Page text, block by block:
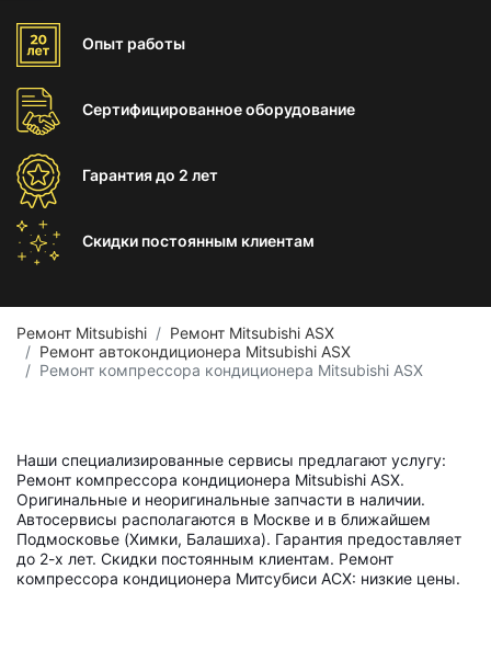
Опыт работы
Сертифицированноеоборудование
Гарантиядо 2 лет
Скидки постоянным клиентам
Ремонт Mitsubishi
Ремонт Mitsubishi ASX
Ремонт автокондиционера Mitsubishi ASX
Ремонт компрессора кондиционера Mitsubishi ASX
Наши специализированные сервисы предлагают услугу:
Ремонт компрессора кондиционера Mitsubishi ASX.
Оригинальные и неоригинальные запчасти в наличии.
Автосервисы располагаются в Москве и в ближайшем
Подмосковье (Химки, Балашиха). Гарантия предоставляет
до 2-х лет. Скидки постоянным клиентам. Ремонт
компрессора кондиционера Митсубиси АСХ: низкие цены.